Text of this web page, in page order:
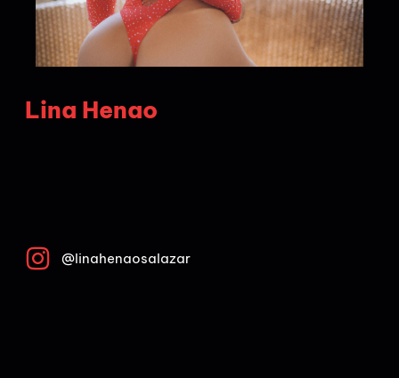
Lina Henao
@linahenaosalazar